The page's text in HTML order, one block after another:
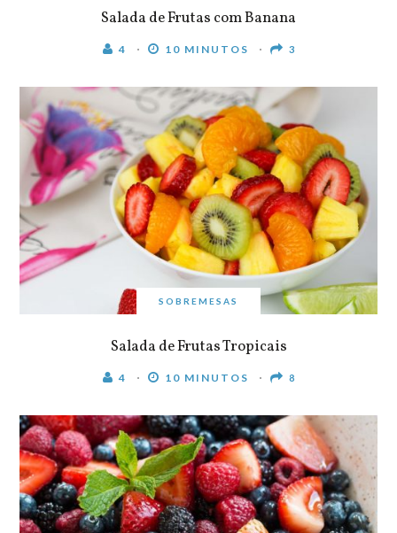
Salada de Frutas com Banana
4 10 MINUTOS 3
SOBREMESAS
Salada de Frutas Tropicais
4 10 MINUTOS 8